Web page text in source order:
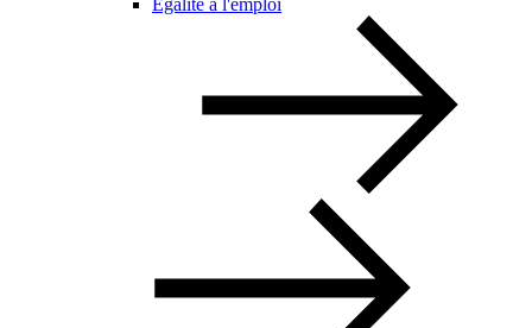
Égalité à l'emploi